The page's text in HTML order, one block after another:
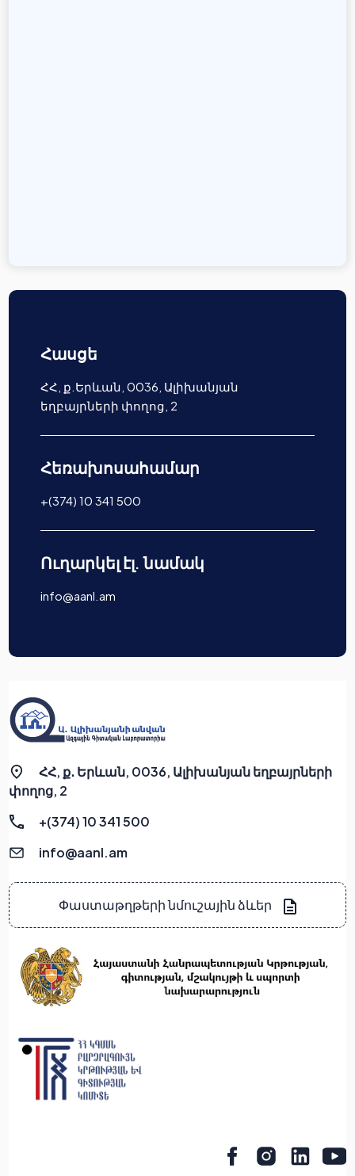
Հասցե
ՀՀ, ք.Երևան, 0036, Ալիխանյան
եղբայրների փողոց, 2
Հեռախոսահամար
+(374) 10 341 500
Ուղարկել էլ. նամակ
info@aanl.am
ՀՀ, ք․ Երևան, 0036, Ալիխանյան եղբայրների
փողոց, 2
+(374) 10 341 500
info@aanl.am
Փաստաթղթերի նմուշային ձևեր